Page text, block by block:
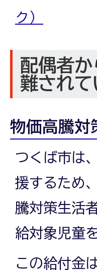
ク）
配偶者か
難され
物価高騰対
つくば市は
援するため
騰対策生活
給対象児童
この給付金